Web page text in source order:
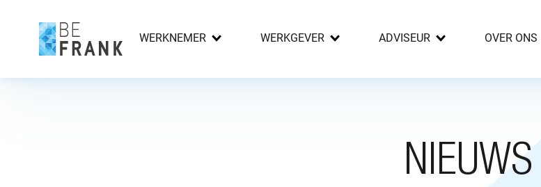
WERKNEMER WERKGEVER ADVISEUR OVER ONS
NIEUWS